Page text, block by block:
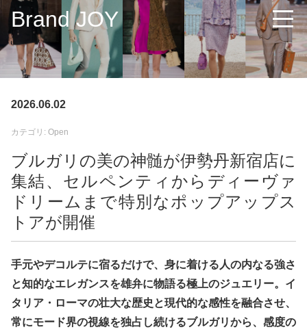
Brand JOY
2026.06.02
カテゴリ: Open
ブルガリの美の神髄が伊勢丹新宿店に
集結、セルペンティからディーヴァ
ドリームまで特別なポップアップス
トアが開催
手元やデコルテに宿るだけで、身に着ける人の内なる強さ
と知的なエレガンスを雄弁に物語る極上のジュエリー。イ
タリア・ローマの壮大な歴史と現代的な感性を融合させ、
常にモード界の視線を独占し続けるブルガリから、感度の